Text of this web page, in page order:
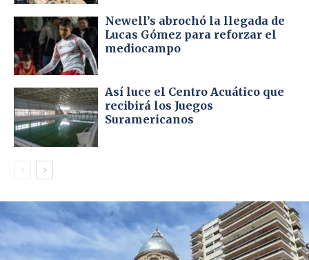
Newell’s abrochó la llegada de
Lucas Gómez para reforzar el
mediocampo
Así luce el Centro Acuático que
recibirá los Juegos
Suramericanos